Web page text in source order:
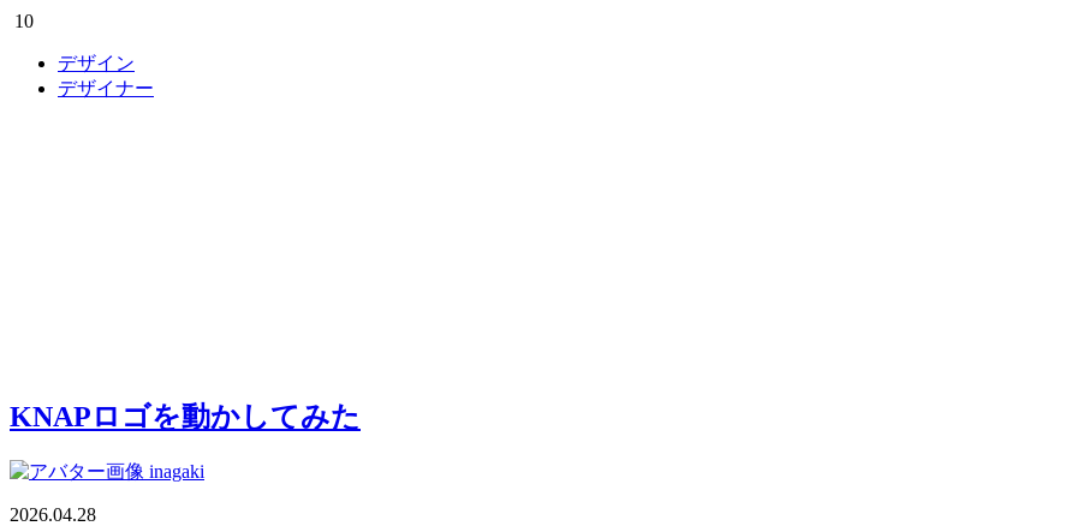
10
デザイン
デザイナー
KNAPロゴを動かしてみた
inagaki
2026.04.28